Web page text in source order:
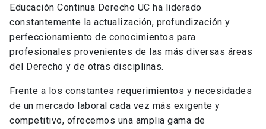
Educación Continua Derecho UC ha liderado
constantemente la actualización, profundización y
perfeccionamiento de conocimientos para
profesionales provenientes de las más diversas áreas
del Derecho y de otras disciplinas.
Frente a los constantes requerimientos y necesidades
de un mercado laboral cada vez más exigente y
competitivo, ofrecemos una amplia gama de